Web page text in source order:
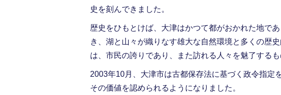
史を刻んできました。
歴史をひもとけば、大津はかつて都がおかれた地で
き、湖と山々が織りなす雄大な自然環境と多くの歴
は、市民の誇りであり、また訪れる人々を魅了するも
2003年10月、大津市は古都保存法に基づく政令指定
その価値を認められるようになりました。